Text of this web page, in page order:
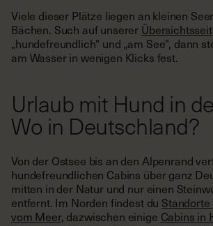
Viele dieser Plätze liegen an kleinen
Bächen. Such auf unserer
„hundefreundlich" und „am See", dann
am Wasser in wenigen Klicks fest.
Urlaub mit Hund in
Wo in Deutschland?
Von der Ostsee bis an den Alpenrand
hundefreundlichen Cabins über ganz
mitten in der Natur und nur einen
entfernt. Im Norden findest du
vom Meer, dazwischen einige Cabins in